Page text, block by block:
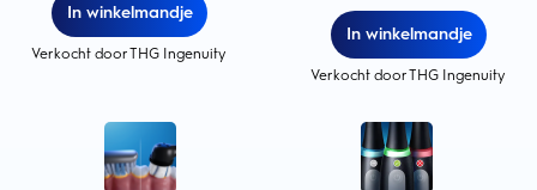
In winkelmandje
Verkocht door THG Ingenuity
In winkelmandje
Verkocht door THG Ingenuity